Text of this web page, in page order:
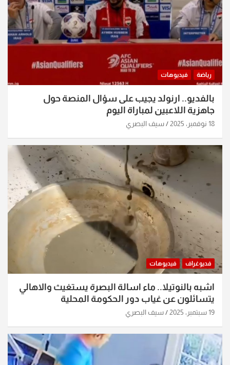
رياضة فيديوهات
بالفديو.. ارنولد يجيب على سؤال المنصة حول
جاهزية اللاعبين لمباراة اليوم
18 نوفمبر، 2025 سيف البصري
فديوغراف فيديوهات
اشبه بالنوتيلا.. ماء اسالة البصرة يستغيث والاهالي
يتسائلون عن غياب دور الحكومة المحلية
19 سبتمبر، 2025 سيف البصري